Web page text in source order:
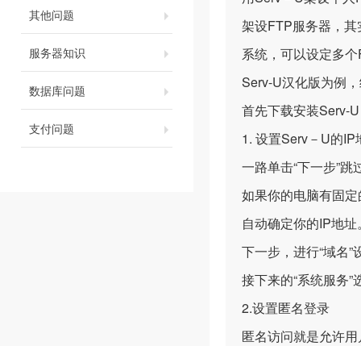
其他问题
服务器知识
数据库问题
支付问题
架设FTP服务器，
系统，可以设定多
Serv-U汉化版为例
首先下载安装Serv-
1. 设置Serv－U的IP
一路单击“下一步”
如果你的电脑有固
自动确定你的IP地址
下一步，进行“域名
接下来的“系统服务
2.设置匿名登录
匿名访问就是允许